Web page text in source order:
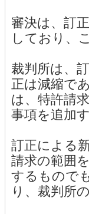
審決は、訂
しており、
裁判所は、
正は減縮で
は、特許請
事項を追加
訂正による
請求の範囲
するもので
り、裁判所